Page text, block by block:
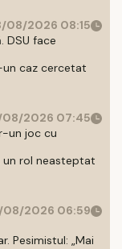
08/2026 08:15
DSU face
caz cercetat
2026 07:45
un joc cu
rol neasteptat
2026 06:59
Pesimistul: „Mai